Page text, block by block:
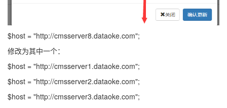
$host = "http://cmsserver8.dataoke.com";
修改为其中一个：
$host = "http://cmsserver1.dataoke.com";
$host = "http://cmsserver2.dataoke.com";
$host = "http://cmsserver3.dataoke.com";